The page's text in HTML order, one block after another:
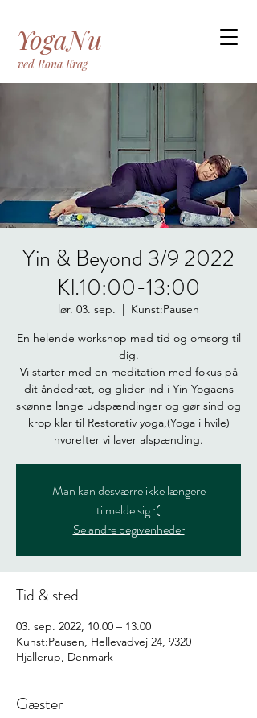
YogaNu
ved Rona Krag
Yin & Beyond 3/9 2022
Kl.10:00-13:00
lør. 03. sep.
  |
Kunst:Pausen
En helende workshop med tid og omsorg til
dig.
Vi starter med en meditation med fokus på
dit åndedræt, og glider ind i Yin Yogaens
skønne lange udspændinger og gør sind og
krop klar til Restorativ yoga,(Yoga i hvile)
Man kan desværre ikke længere
tilmelde sig :(
Se andre begivenheder
Tid & sted
03. sep. 2022, 10.00 – 13.00
Kunst:Pausen, Hellevadvej 24, 9320
Hjallerup, Denmark
Gæster